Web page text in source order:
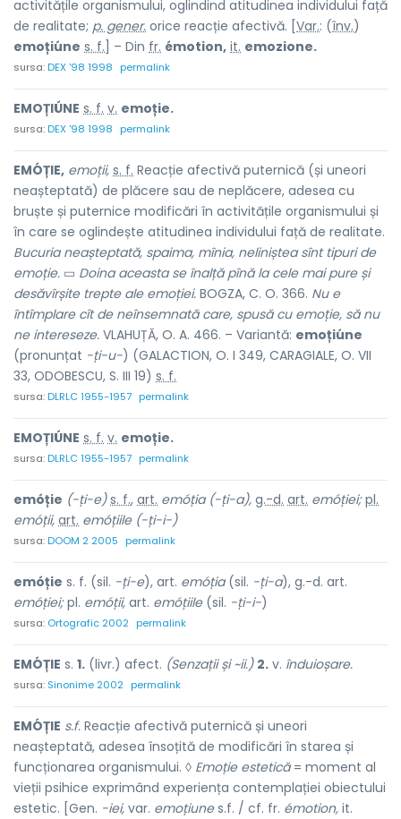
activitățile organismului, oglindind atitudinea individului față
de realitate; p. gener. orice reacție afectivă. [ Var.: (înv.)
emoțiúne s. f. ] – Din fr. émotion, it. emozione.
sursa:DEX '98 1998 permalink
EMOȚIÚNE s. f. v. emoție.
sursa:DEX '98 1998 permalink
EMÓȚIE, emoții, s. f. Reacție afectivă puternică (și uneori
neașteptată) de plăcere sau de neplăcere, adesea cu
bruște și puternice modificări în activitățile organismului și
în care se oglindește atitudinea individului față de realitate.
Bucuria neașteptată, spaima, mînia, neliniștea sînt tipuri de
emoție. ▭ Doina aceasta se înalță pînă la cele mai pure și
desăvîrșite trepte ale emoției. BOGZA, C. O. 366. Nu e
întîmplare cît de neînsemnată care, spusă cu emoție, să nu
ne intereseze. VLAHUȚĂ, O. A. 466. – Variantă: emoțiúne
(pronunțat -ți-u-) (GALACTION, O. I 349, CARAGIALE, O. VII
33, ODOBESCU, S. III 19) s. f.
sursa:DLRLC 1955-1957 permalink
EMOȚIÚNE s. f. v. emoție.
sursa:DLRLC 1955-1957 permalink
emóție (-ți-e) s. f., art. emóția (-ți-a), g.-d. art. emóției; pl.
emóții, art. emóțiile (-ți-i-)
sursa:DOOM 2 2005 permalink
emóție s. f. (sil. -ți-e), art. emóția(sil. -ți-a), g.-d. art.
emóției;pl. emóții, art. emóțiile(sil. -ți-i-)
sursa: Ortografic 2002 permalink
EMÓȚIE s. 1. (livr.) afect. (Senzații și ~ii.) 2. v. înduioșare.
sursa: Sinonime 2002 permalink
EMÓȚIE s.f. Reacție afectivă puternică și uneori
neașteptată, adesea însoțită de modificări în starea și
funcționarea organismului. ◊ Emoție estetică= moment al
vieții psihice exprimând experiența contemplației obiectului
estetic. [Gen. -iei, var. emoțiunes.f. / cf. fr. émotion, it.